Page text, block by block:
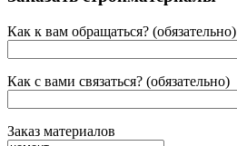
Как к вам обращаться? (обязательно)
Как с вами связаться? (обязательно)
Заказ материалов